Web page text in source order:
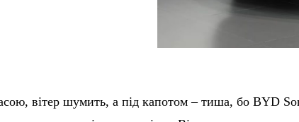
вітер шумить, а під капотом – тиша, бо BYD